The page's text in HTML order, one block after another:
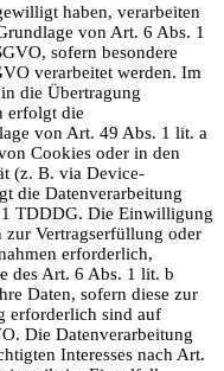
haben, verarbeiten
von Art. 6 Abs. 1
sofern besondere
verarbeitet werden. Im
die Übertragung
erfolgt die
von Art. 49 Abs. 1 lit. a
Cookies oder in den
(z. B. via Device-
die Datenverarbeitung
TDDDG. Die Einwilligung
Vertragserfüllung oder
erforderlich,
des Art. 6 Abs. 1 lit. b
Daten, sofern diese zur
erforderlich sind auf
Die Datenverarbeitung
Interesses nach Art.